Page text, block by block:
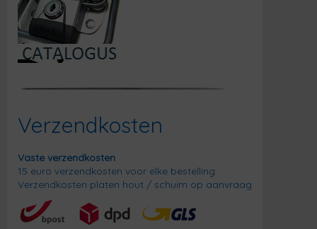
Verzendkosten
Vaste verzendkosten
15 euro verzendkosten voor elke bestelling.
Verzendkosten platen hout / schuim op aanvraag